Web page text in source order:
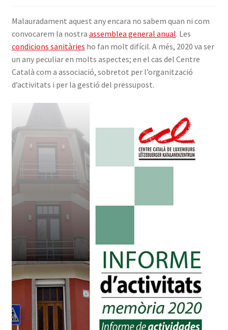
INICIA SESSIÓ
Malauradament aquest any encara no sabem quan ni com
convocarem la nostra assemblea general anual. Les
condicions sanitàries ho fan molt difícil. A més, 2020 va ser
un any peculiar en molts aspectes; en el cas del Centre
Català com a associació, sobretot per l’organització
d’activitats i per la gestió del pressupost.